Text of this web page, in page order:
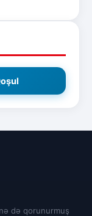
də qorunurmuş